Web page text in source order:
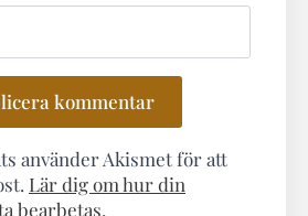
använder Akismet för att
Lär dig om hur din
bearbetas.